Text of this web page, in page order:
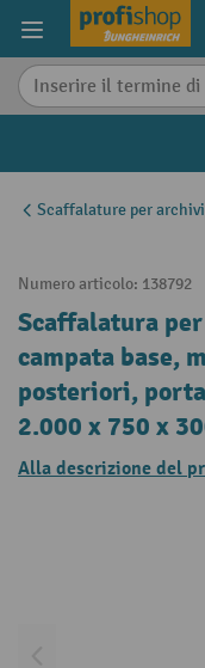
content
Scaffalature per
Numero articolo: 138792
Scaffalatura per
campata base,
posteriori,
2.000 x 750 x
Alla descrizione del